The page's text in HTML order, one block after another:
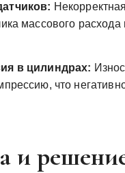
массового
в цилиндрах:
что
и